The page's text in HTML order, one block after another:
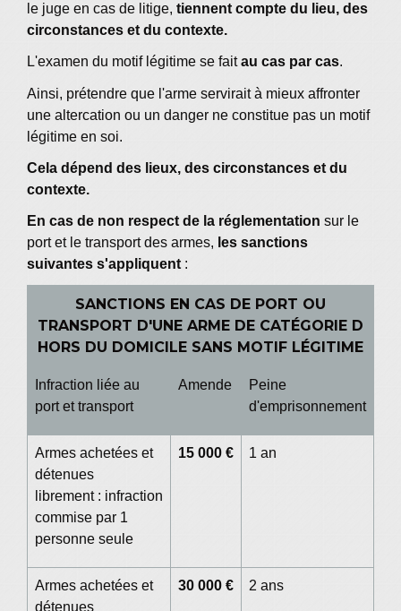
le juge en cas de litige, tiennent compte du lieu, des
circonstances et du contexte.
L'examen du motif légitime se faitau cas par cas.
Ainsi, prétendre que l'arme servirait à mieux affronter
une altercation ou un danger ne constitue pas un motif
légitime en soi.
Cela dépend des lieux, des circonstances et du
contexte.
En cas de non respect de la réglementation sur le
port et le transport des armes, les sanctions
suivantes s'appliquent :
SANCTIONS EN CAS DE PORT OU
TRANSPORT D'UNE ARME DE CATÉGORIE D
HORS DU DOMICILE SANS MOTIF LÉGITIME
Infraction liée au
port et transport
Amende
Peine
d'emprisonnement
Armes achetées et
détenues
librement : infraction
commise par 1
personne seule
15 000 € 1 an
Armes achetées et
détenues
30 000 € 2 ans